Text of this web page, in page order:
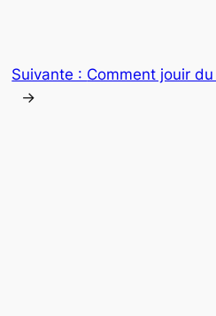
Suivante : Comment jouir
→